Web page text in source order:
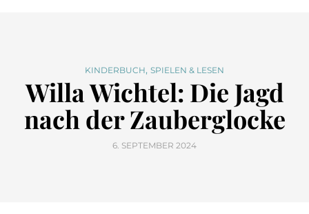
KINDERBUCH, SPIELEN & LESEN
Willa Wichtel: Die Jagd
nach der Zauberglocke
6. SEPTEMBER 2024